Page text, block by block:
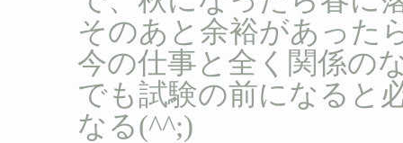
そのあと余裕があった
今の仕事と全く関係の
でも試験の前になると
なる(^^;)